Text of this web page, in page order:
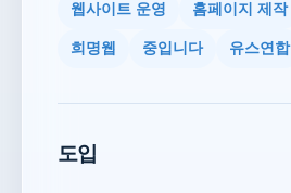
웹사이트 운영 홈페이지 제작
희명웹 중입니다 유스연합
도입